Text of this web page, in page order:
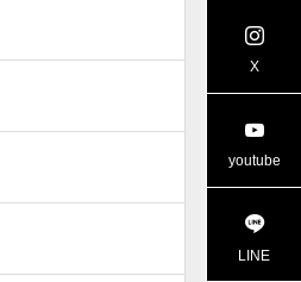
project進行
X
youtube
LINE